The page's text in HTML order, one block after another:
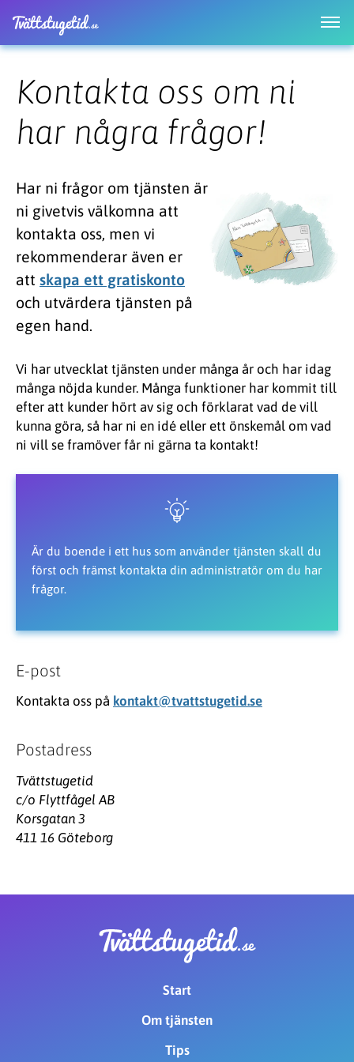
Kontakta oss om ni
har några frågor!
Har ni frågor om tjänsten är
ni givetvis välkomna att
kontakta oss, men vi
rekommenderar även er
att skapa ett gratiskonto
och utvärdera tjänsten på
egen hand.
Vi har utvecklat tjänsten under många år och har idag
många nöjda kunder. Många funktioner har kommit till
efter att kunder hört av sig och förklarat vad de vill
kunna göra, så har ni en idé eller ett önskemål om vad
ni vill se framöver får ni gärna ta kontakt!
Är du boende i ett hus som använder tjänsten skall du
först och främst kontakta din administratör om du har
frågor.
E-post
Kontakta oss på kontakt@tvattstugetid.se
Postadress
Tvättstugetid
c/o Flyttfågel AB
Korsgatan 3
411 16 Göteborg
Start
Om tjänsten
Tips